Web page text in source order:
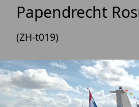
Papendrecht
(ZH-t019)